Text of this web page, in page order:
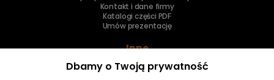
Kontakt i dane firmy
Katalogi części PDF
Umów prezentację
Inne
Naprawa maszyn
Dbamy o Twoją prywatność